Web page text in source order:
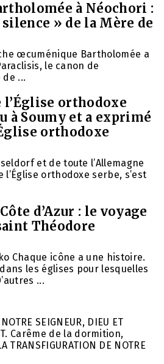
à Néochori :
» de la Mère de
œcuménique Bartholomée a
le canon de
...
l’Église orthodoxe
à Soumy et a exprimé
orthodoxe
et de toute l’Allemagne
orthodoxe serbe, s’est
d’Azur : le voyage
Théodore
Chaque icône a une histoire.
les églises pour lesquelles
...
SEIGNEUR, DIEU ET
Carême de la dormition,
DE NOTRE